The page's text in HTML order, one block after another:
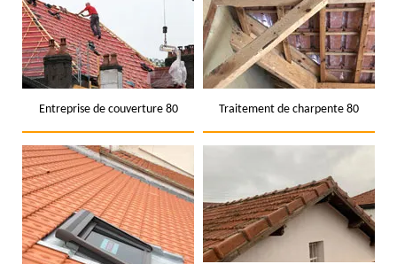
Entreprise de couverture 80 Traitement de charpente 80